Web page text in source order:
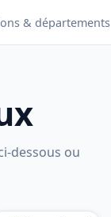
& départements
dessous ou